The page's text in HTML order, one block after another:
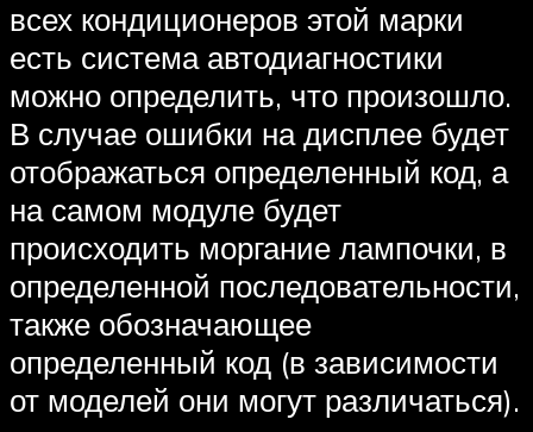
всех кондиционеров этой марки
есть система автодиагностики
можно определить, что произошло.
В случае ошибки на дисплее будет
отображаться определенный код, а
на самом модуле будет
происходить моргание лампочки, в
определенной последовательности,
также обозначающее
определенный код (в зависимости
от моделей они могут различаться).